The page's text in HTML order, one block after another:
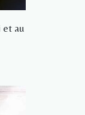
et au